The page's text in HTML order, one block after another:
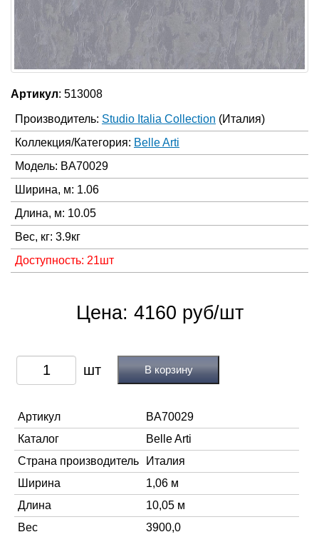
Артикул: 513008
Производитель: Studio Italia Collection (Италия)
Коллекция/Категория: Belle Arti
Модель: BA70029
Ширина, м: 1.06
Длина, м: 10.05
Вес, кг: 3.9кг
Доступность: 21шт
Цена: 4160 руб/шт
В корзину
Артикул
BA70029
Каталог
Belle Arti
Страна производитель
Италия
Ширина
1,06 м
Длина
10,05 м
Вес
3900,0